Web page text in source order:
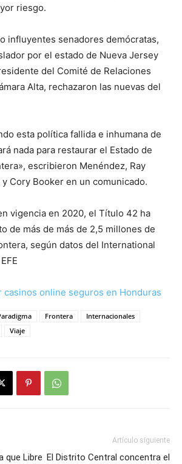
riesgo.
influyentes senadores demócratas,
por el estado de Nueva Jersey
del Comité de Relaciones
Alta, rechazaron las nuevas del
esta política fallida e inhumana de
nada para restaurar el Estado de
escribieron Menéndez, Ray
y Cory Booker en un comunicado.
vigencia en 2020, el Título 42 ha
de más de más de 2,5 millones de
según datos del International
casinos online seguros en Honduras
Frontera
Internacionales
Viaje
que Libre
Artículo siguiente
El Distrito Central concentra el